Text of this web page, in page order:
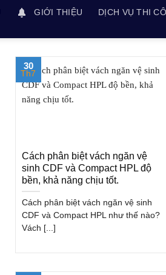
GIỚI THIỆU DỊCH VỤ THI
Cách phân biệt vách ngăn vệ
sinh CDF và Compact HPL độ
bền, khả năng chịu tốt.
Cách phân biệt vách ngăn vệ sinh
CDF và Compact HPL như thế nào?
Vách [...]
30
Th7